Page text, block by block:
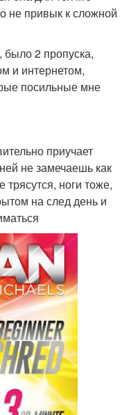
не привык к сложной
было 2 пропуска,
и интернетом,
посильные мне
приучает
не замечаешь как
трясутся, ноги тоже,
на след день и